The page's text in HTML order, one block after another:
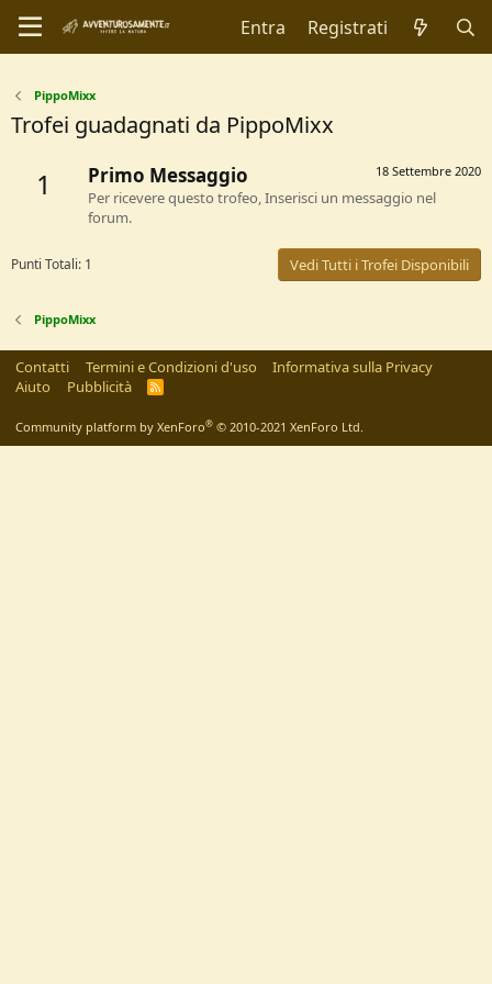
Entra Registrati
PippoMixx
Trofei guadagnati da PippoMixx
1 18 Settembre 2020
Primo Messaggio
Per ricevere questo trofeo, Inserisci un messaggio nel
forum.
Punti Totali: 1 Vedi Tutti i Trofei Disponibili
PippoMixx
Contatti Termini e Condizioni d'uso
Informativa sulla Privacy
Aiuto
Pubblicità
R
Community platform by XenForo® © 2010-2021 XenForo Ltd.